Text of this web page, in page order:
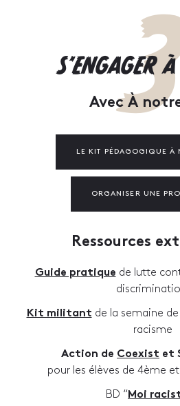
S'ENGAGER À
Avec À
LE KIT PÉDAGOGIQUE À
ORGANISER UNE
Ressources
Guide pratique de lutte
Kit militant de la semaine
racisme
Action de Coexist et
pour les élèves de 4ème
BD “Moi